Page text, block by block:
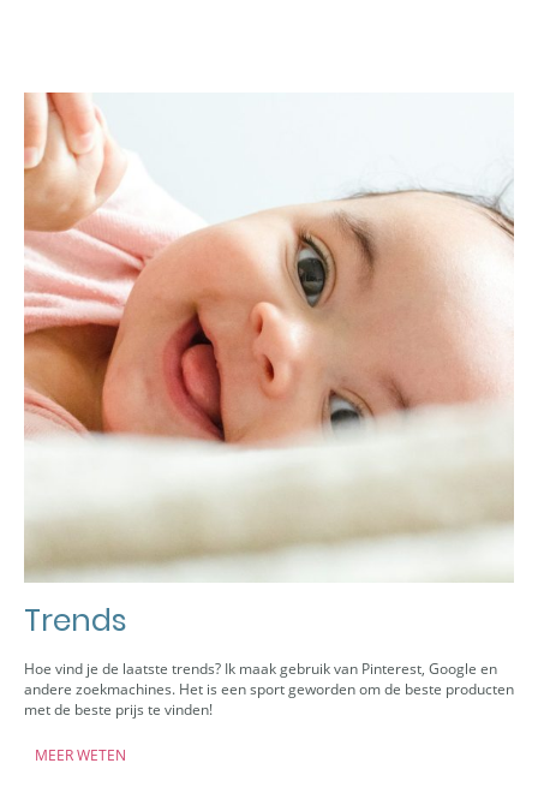
Trends
Hoe vind je de laatste trends? Ik maak gebruik van Pinterest, Google en
andere zoekmachines. Het is een sport geworden om de beste producten
met de beste prijs te vinden!
MEER WETEN